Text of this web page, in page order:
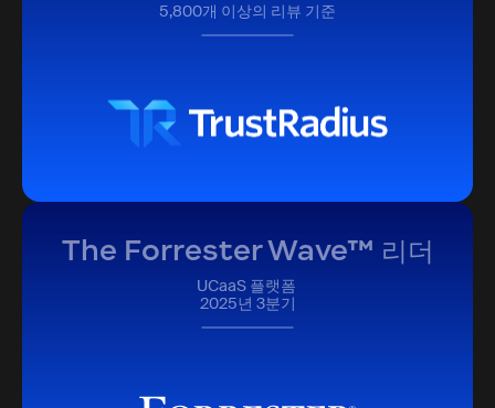
5,800개 이상의 리뷰 기준
The Forrester Wave™ 리더
UCaaS 플랫폼
2025년 3분기